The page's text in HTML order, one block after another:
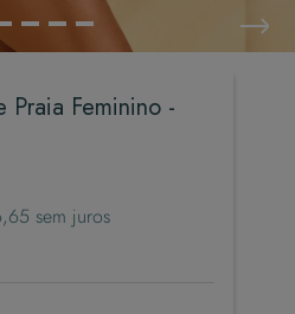
Praia Feminino -
,65 sem juros